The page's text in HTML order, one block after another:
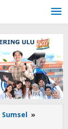
Sumsel »